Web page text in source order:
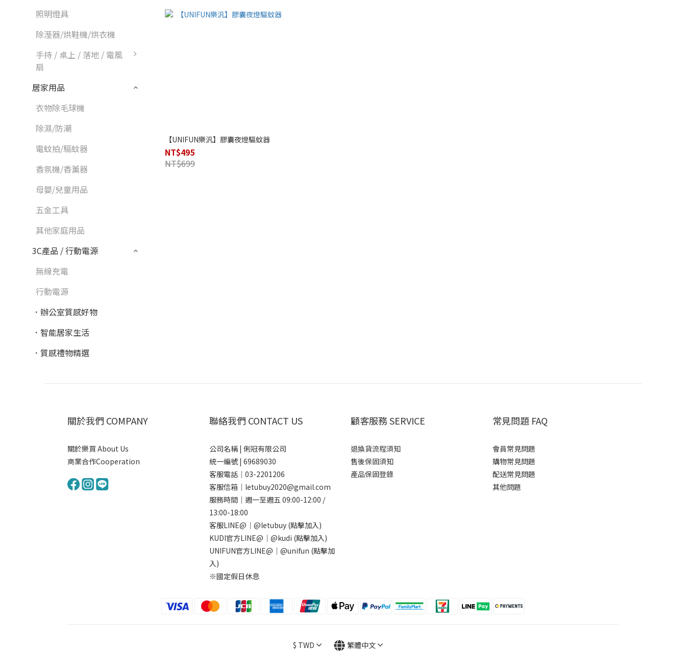
照明燈具
除溼器/烘鞋機/烘衣機
手持 / 桌上 / 落地 / 電風
扇
居家用品
衣物除毛球機
除濕/防潮
電蚊拍/驅蚊器
香氛機/香薰器
母嬰/兒童用品
五金工具
其他家庭用品
3C產品 / 行動電源
無線充電
行動電源
．辦公室質感好物
．智能居家生活
．質感禮物精選
【UNIFUN樂汎】膠囊夜燈驅蚊器
NT$495
NT$699
關於我們 COMPANY
關於樂買 About Us
商業合作Cooperation
聯絡我們 CONTACT US
公司名稱 | 俐冠有限公司
統一編號 | 69689030
客服電話｜03-2201206
客服信箱｜letubuy2020@gmail.com
服務時間｜週一至週五 09:00-12:00 /
13:00-18:00
客服LINE@｜ @letubuy(點擊加入)
KUDI官方LINE@｜ @kudi (點擊加入)
UNIFUN官方LINE@｜ @unifun (點擊加
入)
※國定假日休息
顧客服務 SERVICE
退換貨流程須知
售後保固須知
產品保固登錄
常見問題 FAQ
會員常見問題
購物常見問題
配送常見問題
其他問題
$ TWD 繁體中文